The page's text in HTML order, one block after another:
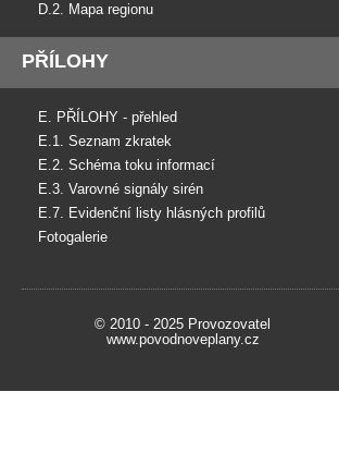
D.2. Mapa regionu
PŘÍLOHY
E. PŘÍLOHY - přehled
E.1. Seznam zkratek
E.2. Schéma toku informací
E.3. Varovné signály sirén
E.7. Evidenční listy hlásných profilů
Fotogalerie
© 2010 - 2025 Provozovatel
www.povodnoveplany.cz